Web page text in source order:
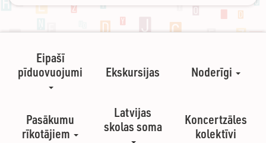
Eipašī
pīduovuojumi
Ekskursijas Noderīgi
Pasākumu
rīkotājiem
Latvijas
skolas soma
Koncertzāles
kolektīvi